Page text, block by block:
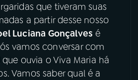
que tiveram suas
a partir desse nosso
Luciana Gonçalves é
vamos conversar com
ouvia o Viva Maria há
Vamos saber qual é a